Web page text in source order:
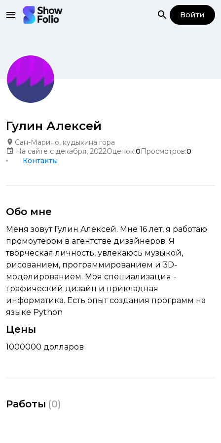
Войти
Гулин Алексей
Сан-Марино, кудыкина гора
На сайте с декабря, 2022Оценок:0Просмотров:0
Контакты
Обо мне
Меня зовут Гулин Алексей. Мне 16 лет, я работаю
промоутером в агентстве дизайнеров. Я
творческая личность, увлекаюсь музыкой,
рисованием, программированием и 3D-
моделированием. Моя специализация -
графический дизайн и прикладная
информатика. Есть опыт создания программ на
языке Python
Цены
1000000 долларов
Работы (0)